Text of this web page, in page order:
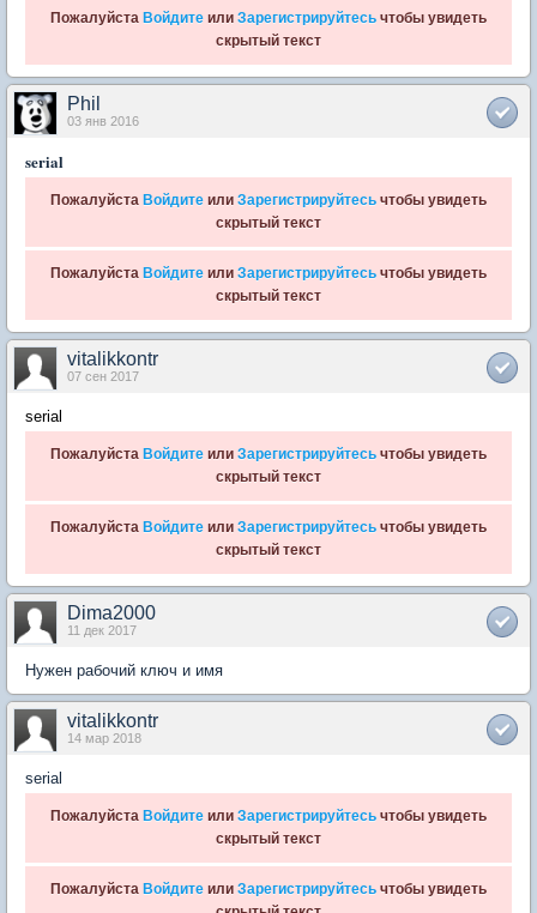
Пожалуйста Войдите или Зарегистрируйтесь чтобы увидеть
скрытый текст
Phil
03 янв 2016
serial
Пожалуйста Войдите или Зарегистрируйтесь чтобы увидеть
скрытый текст
Пожалуйста Войдите или Зарегистрируйтесь чтобы увидеть
скрытый текст
vitalikkontr
07 сен 2017
serial
Пожалуйста Войдите или Зарегистрируйтесь чтобы увидеть
скрытый текст
Пожалуйста Войдите или Зарегистрируйтесь чтобы увидеть
скрытый текст
Dima2000
11 дек 2017
Нужен рабочий ключ и имя
vitalikkontr
14 мар 2018
serial
Пожалуйста Войдите или Зарегистрируйтесь чтобы увидеть
скрытый текст
Пожалуйста Войдите или Зарегистрируйтесь чтобы увидеть